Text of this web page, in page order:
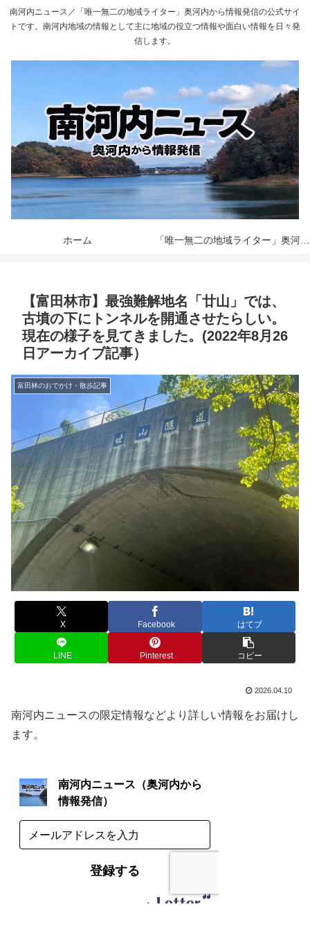
南河内ニュース／「唯一無二の地域ライター」奥河内から情報発信の公式サイ
トです。南河内地域の情報として主に地域の役立つ情報や面白い情報を日々発
信します。
ホーム
【富田林市】最強難解地名「廿山」では、
古墳の下にトンネルを開通させたらしい。
現在の様子を見てきました。(2022年8月26
日アーカイブ記事）
富田林のおでかけ・散歩記事
X Facebook はてブ
LINE Pinterest コピー
2026.04.10
南河内ニュースの限定情報などより詳しい情報をお届けし
ます。